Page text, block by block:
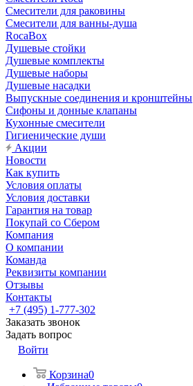
Смесители для раковины
Смесители для ванны-душа
RocaBox
Душевые стойки
Душевые комплекты
Душевые наборы
Душевые насадки
Выпускные соединения и кронштейны
Сифоны и донные клапаны
Кухонные смесители
Гигиенические души
Акции
Новости
Как купить
Условия оплаты
Условия доставки
Гарантия на товар
Покупай со Сбером
Компания
О компании
Команда
Реквизиты компании
Отзывы
Контакты
+7 (495) 1-777-302
Заказать звонок
Задать вопрос
Войти
Корзина0